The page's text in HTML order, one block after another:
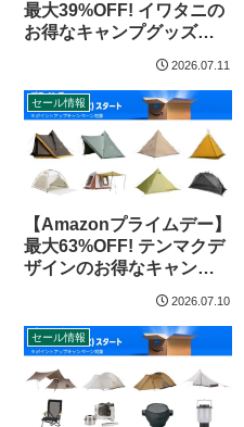
最大39%OFF! イワタニの
お得なキャンプグッズ
2026.07.11
セール情報
【Amazonプライムデー】
最大63%OFF! テンマクデ
ザインのお得なキャンプ
2026.07.10
セール情報